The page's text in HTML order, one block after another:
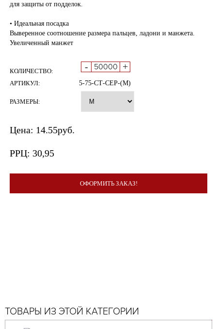
для защиты от подделок.
• Идеальная посадка
Выверенное соотношение размера пальцев, ладони и манжета.
Увеличенный манжет
КОЛИЧЕСТВО: - +
АРТИКУЛ: 5-75-СТ-СЕР-(М)
РАЗМЕРЫ:
Цена: 14.55руб.
РРЦ: 30,95
ОФОРМИТЬ ЗАКАЗ!
ТОВАРЫ ИЗ ЭТОЙ КАТЕГОРИИ